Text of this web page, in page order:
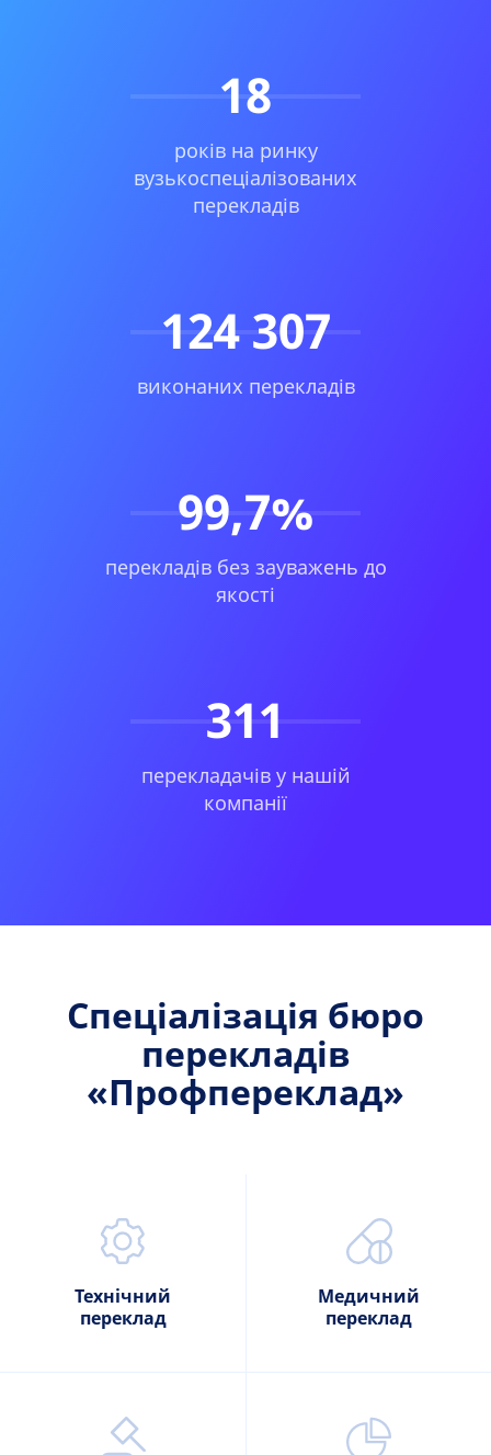
18
років на ринку
вузькоспеціалізованих
перекладів
124 307
виконаних перекладів
99,7%
перекладів без зауважень до
якості
311
перекладачів у нашій
компанії
Спеціалізація бюро
перекладів
«Профпереклад»
Технічний
переклад
Медичний
переклад